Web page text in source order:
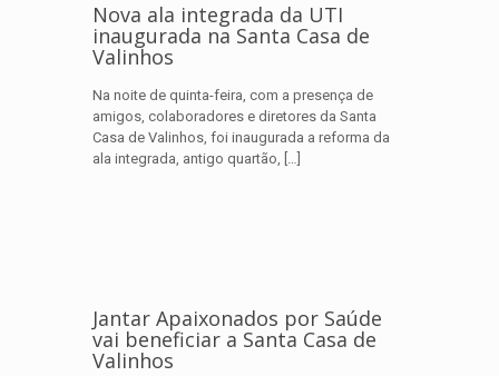
Nova ala integrada da UTI
inaugurada na Santa Casa de
Valinhos
Na noite de quinta-feira, com a presença de
amigos, colaboradores e diretores da Santa
Casa de Valinhos, foi inaugurada a reforma da
ala integrada, antigo quartão, […]
Jantar Apaixonados por Saúde
vai beneficiar a Santa Casa de
Valinhos